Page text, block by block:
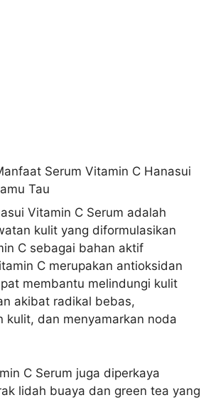
Vitamin C Serum adalah
kulit yang diformulasikan
C sebagai bahan aktif
C merupakan antioksidan
membantu melindungi kulit
akibat radikal bebas,
kulit, dan menyamarkan noda
C Serum juga diperkaya
lidah buaya dan green tea yang